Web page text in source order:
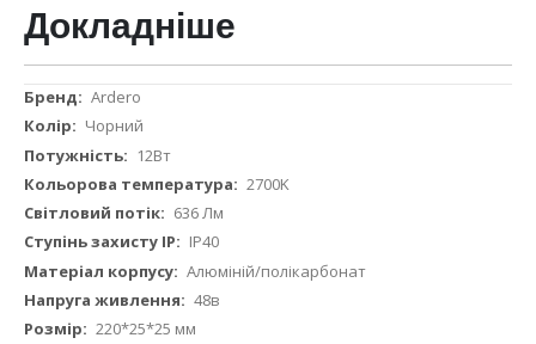
Докладніше
ДокладнішеArdero
Чорний
12Вт
2700K
636 Лм
IP40
Алюміній/полікарбонат
48в
220*25*25 мм